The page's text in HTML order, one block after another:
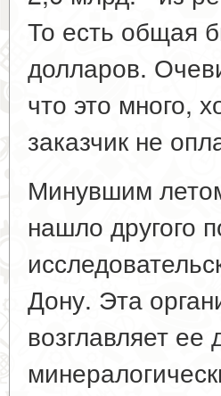
То есть общая
долларов.
что это много,
заказчик не
Минувшим
нашло другого
Дону. Эта
возглавляет ее